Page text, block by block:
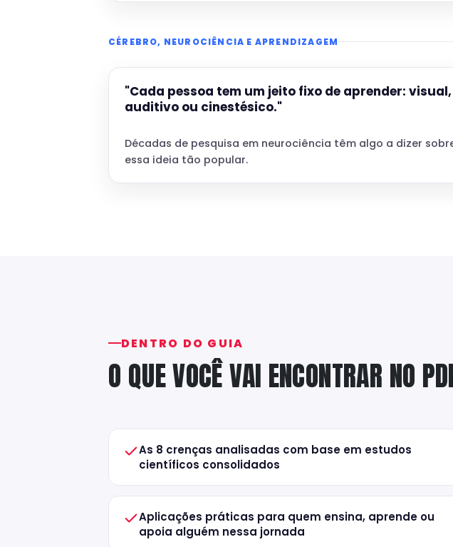
CÉREBRO, NEUROCIÊNCIA E APRENDIZAGEM
"Cada pessoa tem um jeito fixo de aprender: visual,
auditivo ou cinestésico."
Décadas de pesquisa em neurociência têm algo a dizer
essa ideia tão popular.
DENTRO DO GUIA
O QUE VOCÊ VAI ENCONTRAR NO
As 8 crenças analisadas com base em estudos
científicos consolidados
Aplicações práticas para quem ensina, aprende ou
apoia alguém nessa jornada